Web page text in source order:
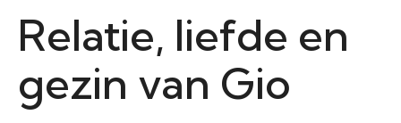
Relatie, liefde en
gezin van Gio